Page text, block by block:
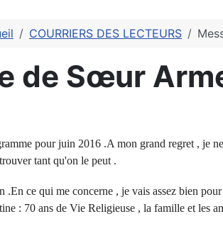
COURRIERS DES LECTEURS
de Sœur
pour juin 2016 .A mon grand regret , je
tant qu'on le peut .
.En ce qui me concerne , je vais assez bien
: 70 ans de Vie Religieuse , la famille et les